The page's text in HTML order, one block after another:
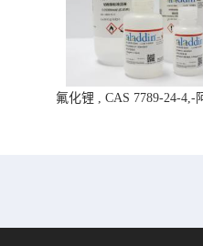
氟化锂 , CAS 7789-24-4,-